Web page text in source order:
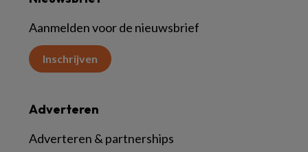
Aanmelden voor de nieuwsbrief
Inschrijven
Adverteren
Adverteren & partnerships